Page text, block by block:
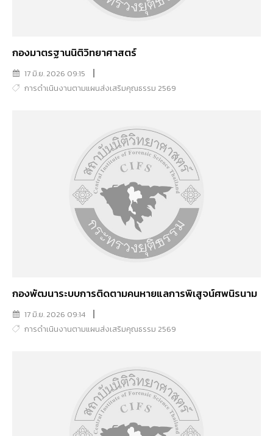
กองมาตรฐานนิติวิทยาศาสตร์
17 มิ.ย. 2026 09:15
การดำเนินงานตามแผนส่งเสริมคุณธรรม 2569
กองพัฒนาระบบการติดตามคนหายแลการพิเสูจน์ศพนิรนาม
17 มิ.ย. 2026 09:14
การดำเนินงานตามแผนส่งเสริมคุณธรรม 2569